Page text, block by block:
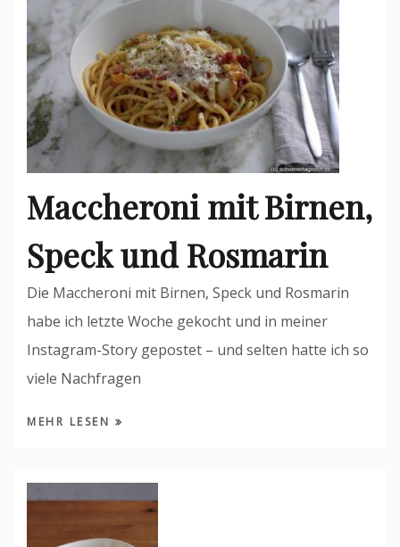
Maccheroni mit Birnen,
Speck und Rosmarin
Die Maccheroni mit Birnen, Speck und Rosmarin
habe ich letzte Woche gekocht und in meiner
Instagram-Story gepostet – und selten hatte ich so
viele Nachfragen
MEHR LESEN